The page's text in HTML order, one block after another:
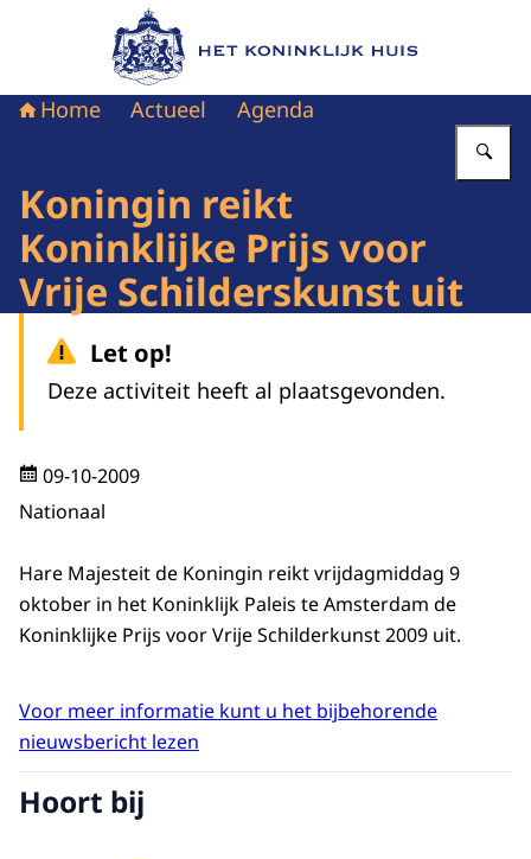
Naar de homepage van Het Koninklijk Huis
Home Actueel Agenda
Koningin reikt
Koninklijke Prijs voor
Vrije Schilderskunst uit
Let op!
Deze activiteit heeft al plaatsgevonden.
09-10-2009
Nationaal
Hare Majesteit de Koningin reikt vrijdagmiddag 9
oktober in het Koninklijk Paleis te Amsterdam de
Koninklijke Prijs voor Vrije Schilderkunst 2009 uit.
Voor meer informatie kunt u het bijbehorende
nieuwsbericht lezen
Hoort bij